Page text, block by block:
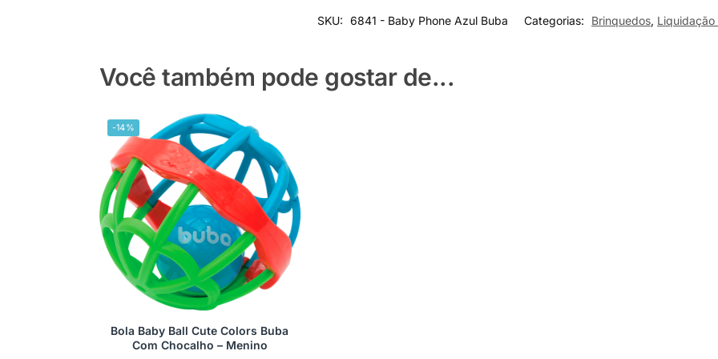
SKU: 6841 - Baby Phone Azul Buba Categorias: Brinquedos, Liquidação
Você também pode gostar de...
-14%
Bola Baby Ball Cute Colors Buba
Com Chocalho – Menino